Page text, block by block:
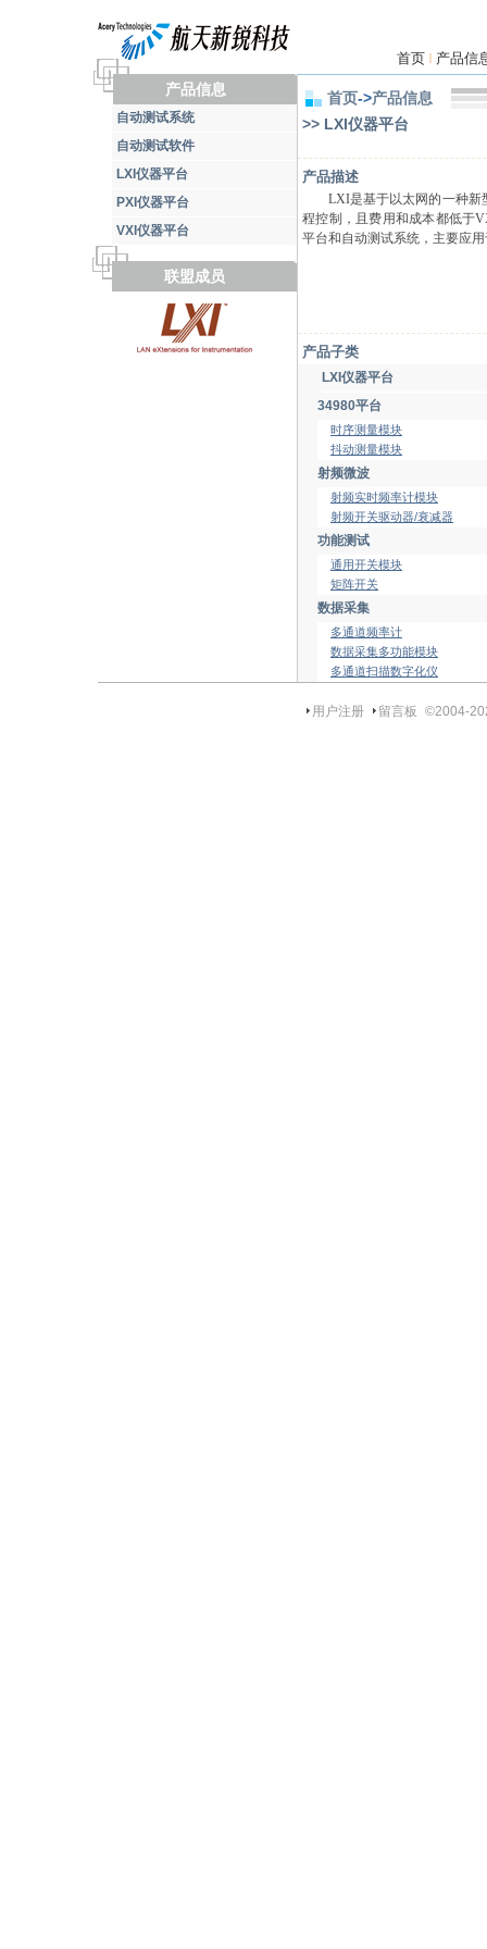
首页 | 产品信
产品信息
自动测试系统
自动测试软件
LXI仪器平台
PXI仪器平台
VXI仪器平台
联盟成员
首页->产品信息
>> LXI仪器平台
产品描述
LXI是基于以太网的一种新
程控制，且费用和成本都低于
平台和自动测试系统，主要应
产品子类
LXI仪器平台
34980平台
时序测量模块
抖动测量模块
射频微波
射频实时频率计模块
射频开关驱动器/衰减器
功能测试
通用开关模块
矩阵开关
数据采集
多通道频率计
数据采集多功能模块
多通道扫描数字化仪
用户注册 留言板 ©2004-